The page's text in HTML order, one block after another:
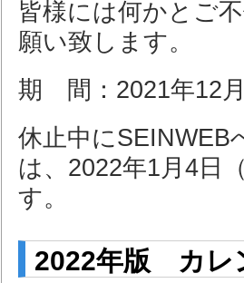
皆様には何かとご
願い致します。
期 間：2021年12
休止中に
は、2022年1月4日
す。
2022年版 カレ